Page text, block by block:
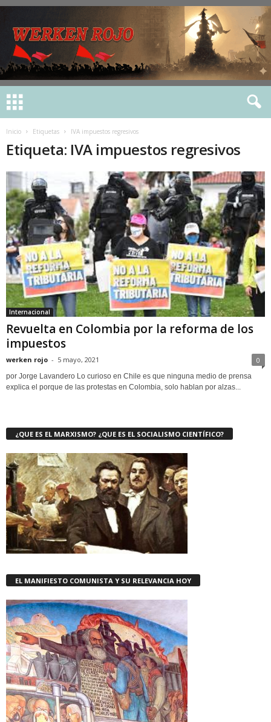
Inicio Etiquetas IVA impuestos regresivos
Etiqueta: IVA impuestos regresivos
Internacional
Revuelta en Colombia por la reforma de los
impuestos
werken rojo - 5 mayo, 2021 0
por Jorge Lavandero Lo curioso en Chile es que ninguna medio de prensa
explica el porque de las protestas en Colombia, solo hablan por alzas...
¿QUE ES EL MARXISMO? ¿QUE ES EL SOCIALISMO CIENTÍFICO?
EL MANIFIESTO COMUNISTA Y SU RELEVANCIA HOY